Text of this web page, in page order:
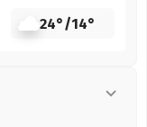
24°/14°